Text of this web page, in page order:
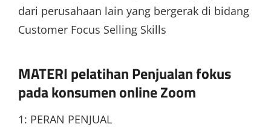
dari perusahaan lain yang bergerak di bidang
Customer Focus Selling Skills
MATERI pelatihan Penjualan fokus
pada konsumen online Zoom
1: PERAN PENJUAL